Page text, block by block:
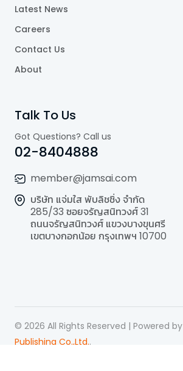
Latest News
Careers
Contact Us
About
Talk To Us
Got Questions? Call us
02-8404888
member@jamsai.com
บริษัท แจ่มใส พับลิชชิ่ง จำกัด
285/33 ซอยจรัญสนิทวงศ์ 31
ถนนจรัญสนิทวงศ์ แขวงบางขุนศรี
เขตบางกอกน้อย กรุงเทพฯ 10700
© 2026 All Rights Reserved | Powered by
Publishing Co.,Ltd..